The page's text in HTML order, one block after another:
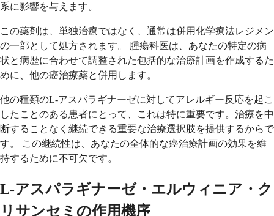
系に影響を与えます。
この薬剤は、単独治療ではなく、通常は併用化学療法レジメン
の一部として処方されます。 腫瘍科医は、あなたの特定の病
状と病歴に合わせて調整された包括的な治療計画を作成するた
めに、他の癌治療薬と併用します。
他の種類のL-アスパラギナーゼに対してアレルギー反応を起こ
したことのある患者にとって、これは特に重要です。治療を中
断することなく継続できる重要な治療選択肢を提供するからで
す。 この継続性は、あなたの全体的な癌治療計画の効果を維
持するために不可欠です。
L-アスパラギナーゼ・エルウィニア・ク
リサンセミの作用機序